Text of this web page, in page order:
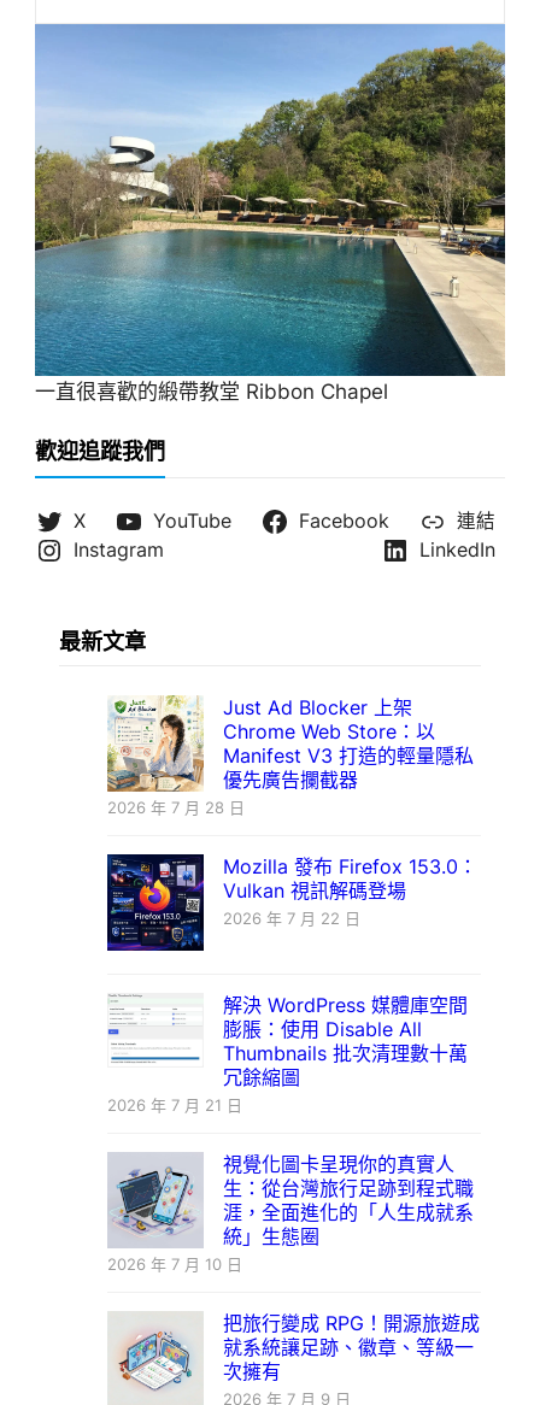
一直很喜歡的緞帶教堂 Ribbon Chapel
歡迎追蹤我們
X YouTube Facebook
連結
Instagram
LinkedIn
最新文章
Just Ad Blocker 上架
Chrome Web Store：以
Manifest V3 打造的輕量隱私
優先廣告攔截器
2026 年 7 月 28 日
Mozilla 發布 Firefox 153.0：
Vulkan 視訊解碼登場
2026 年 7 月 22 日
解決 WordPress 媒體庫空間
膨脹：使用 Disable All
Thumbnails 批次清理數十萬
冗餘縮圖
2026 年 7 月 21 日
視覺化圖卡呈現你的真實人
生：從台灣旅行足跡到程式職
涯，全面進化的「人生成就系
統」生態圈
2026 年 7 月 10 日
把旅行變成 RPG！開源旅遊成
就系統讓足跡、徽章、等級一
次擁有
2026 年 7 月 9 日